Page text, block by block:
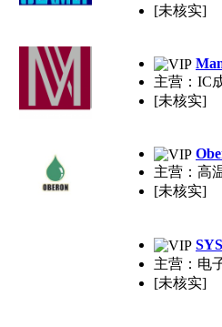
[未核实]
主营：IC
[未核实]
主营：高
[未核实]
主营：电
[未核实]